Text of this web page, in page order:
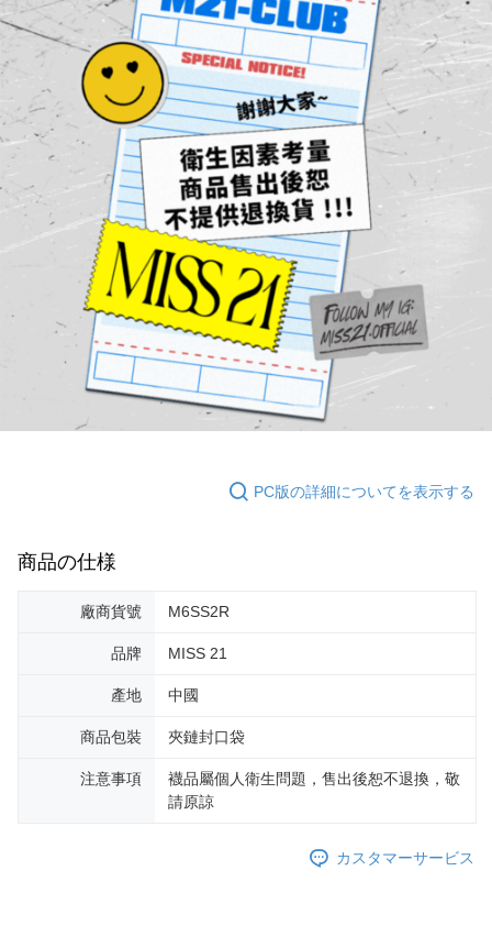
PC版の詳細についてを表示する
商品の仕様
廠商貨號 M6SS2R
品牌 MISS 21
產地 中國
商品包裝 夾鏈封口袋
注意事項
襪品屬個人衛生問題，售出後恕不退換，敬
請原諒
カスタマーサービス